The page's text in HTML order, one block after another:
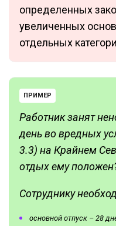
определенных
увеличенных
отдельных
ПРИМЕР
Работник занят
день во вредных
3.3) на Крайнем
отдых ему
Сотруднику
основной отпуск – 28